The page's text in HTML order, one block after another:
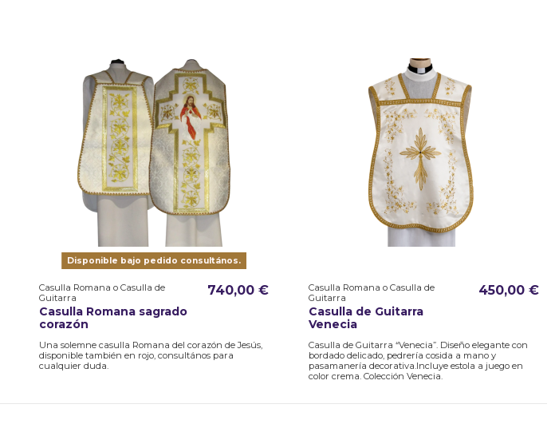
Disponible bajo pedido consultános.
Casulla Romana o Casulla de
Guitarra
Casulla Romana sagrado
corazón
740,00 €
Una solemne casulla Romana del corazón de Jesús,
disponible también en rojo, consultános para
cualquier duda.
Casulla Romana o Casulla de
Guitarra
Casulla de Guitarra
Venecia
450,00 €
Casulla de Guitarra “Venecia”. Diseño elegante con
bordado delicado, pedrería cosida a mano y
pasamanería decorativa.Incluye estola a juego en
color crema. Colección Venecia.